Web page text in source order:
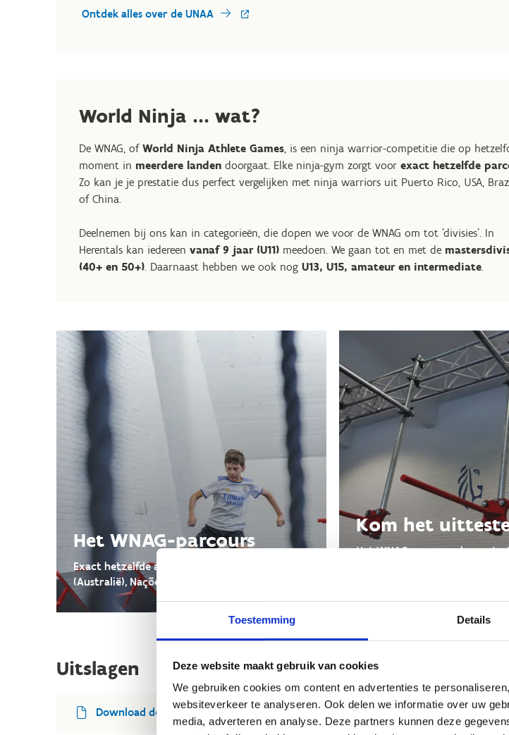
Toestemming Details
Deze website maakt gebruik van cookies
We gebruiken cookies om content en advertenties te
websiteverkeer te analyseren. Ook delen we informatie over uw
media, adverteren en analyse. Deze partners kunnen deze
Ontdek alles over de UNAA
World Ninja ... wat?
De WNAG, of World Ninja Athlete Games, is een ninja warrior-competitie die op
moment in meerdere landen doorgaat. Elke ninja-gym zorgt voor exact hetzelfde
Zo kan je je prestatie dus perfect vergelijken met ninja warriors uit Puerto Rico, USA,
of China.
Deelnemen bij ons kan in categorieën, die dopen we voor de WNAG om tot 'divisies'. In
Herentals kan iedereen vanaf 9 jaar (U11) meedoen. We gaan tot en met de
(40+ en 50+). Daarnaast hebben we ook nog U13, U15, amateur en intermediate.
Het WNAG-parcours
Exact hetzelfde als in Miami (Florida), Hamilton
(Australië), Nações (Brazilië), ...
Kom het
Het WNAG-parcours kan
Uitslagen
Download de uitslag van de WNAG Herentals 2026